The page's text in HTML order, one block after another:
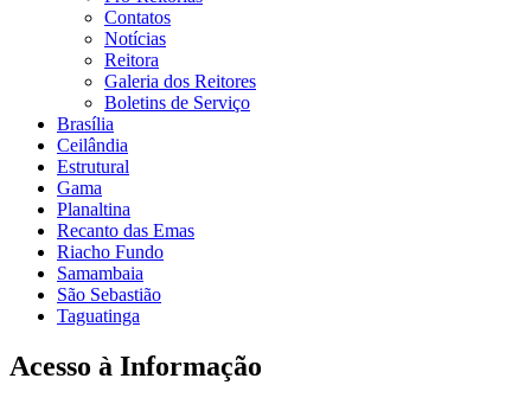
Contatos
Notícias
Reitora
Galeria dos Reitores
Boletins de Serviço
Brasília
Ceilândia
Estrutural
Gama
Planaltina
Recanto das Emas
Riacho Fundo
Samambaia
São Sebastião
Taguatinga
Acesso à Informação